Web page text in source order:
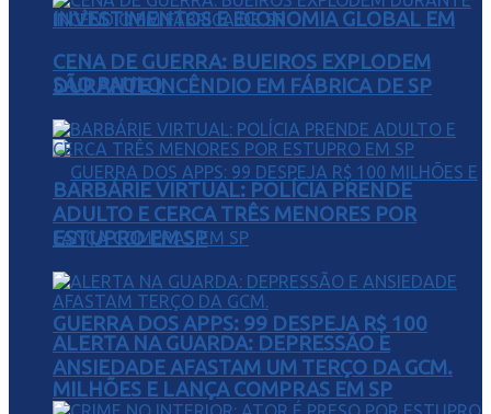
INVESTIMENTOS E ECONOMIA GLOBAL EM
SÃO PAULO
GUERRA DOS APPS: 99 DESPEJA R$ 100
MILHÕES E LANÇA COMPRAS EM SP
CENA DE GUERRA: BUEIROS EXPLODEM
DURANTE INCÊNDIO EM FÁBRICA DE SP
BARBÁRIE VIRTUAL: POLÍCIA PRENDE
ADULTO E CERCA TRÊS MENORES POR
ESTUPRO EM SP
ALERTA NA GUARDA: DEPRESSÃO E
ANSIEDADE AFASTAM UM TERÇO DA GCM.